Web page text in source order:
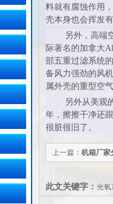
料就有腐蚀作用
壳本身也会挥发
另外，高端
际著名的加拿大
部五重过滤系统
备风力强劲的风
属外壳的重型空
另外从美观
年，擦擦干净还
很脏很旧了。
上一篇： 机箱厂家
此文关键字： 光氧